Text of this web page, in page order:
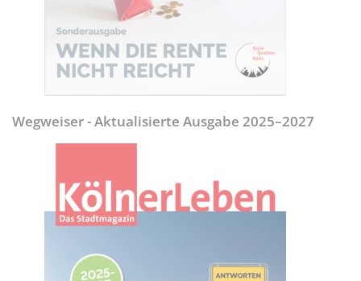
Wegweiser - Aktualisierte Ausgabe 2025–2027